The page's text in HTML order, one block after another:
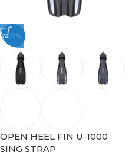
-20%
OPEN HEEL FIN U-1000
SING STRAP